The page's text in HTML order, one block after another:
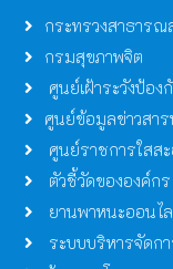
กระทรวงสาธารณ
กรมสุขภาพจิต
ศูนย์เฝ้าระวังป้อง
ศูนย์ข้อมูลข่าวสาร
ศูนย์ราชการใสส
ตัวชี้วัดขององค์กร
ยานพาหนะออนไ
ระบบบริหารจัดก